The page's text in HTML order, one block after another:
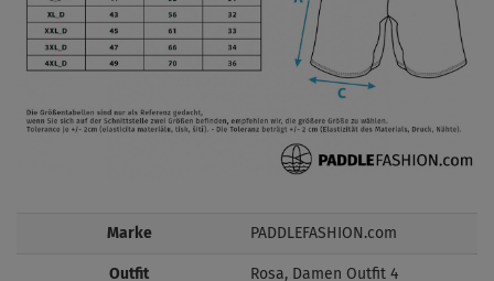
Marke PADDLEFASHION.com
Outfit Rosa, Damen Outfit 4